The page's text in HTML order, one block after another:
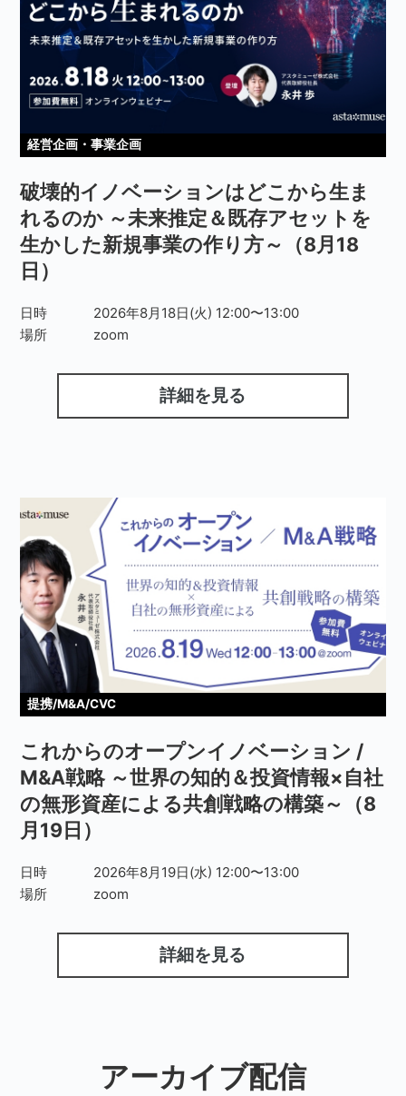
経営企画・事業企画
破壊的イノベーションはどこから生ま
れるのか ～未来推定＆既存アセットを
生かした新規事業の作り方～（8月18
日）
日時
2026年8月18日(火) 12:00〜13:00
場所
zoom
詳細を見る
提携/M&A/CVC
これからのオープンイノベーション /
M&A戦略 ～世界の知的＆投資情報×自社
の無形資産による共創戦略の構築～（8
月19日）
日時
2026年8月19日(水) 12:00〜13:00
場所
zoom
詳細を見る
アーカイブ配信